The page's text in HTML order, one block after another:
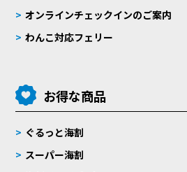
オンラインチェックインのご案内
わんこ対応フェリー
お得な商品
ぐるっと海割
スーパー海割